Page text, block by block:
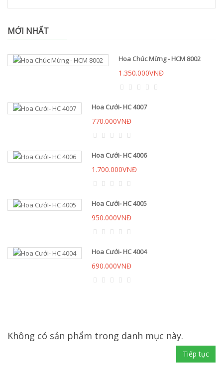
MỚI NHẤT
Hoa Chúc Mừng - HCM 8002
1.350.000VNĐ
Hoa Cưới- HC 4007
770.000VNĐ
Hoa Cưới- HC 4006
1.700.000VNĐ
Hoa Cưới- HC 4005
950.000VNĐ
Hoa Cưới- HC 4004
690.000VNĐ
Không có sản phẩm trong danh mục này.
Tiếp tục